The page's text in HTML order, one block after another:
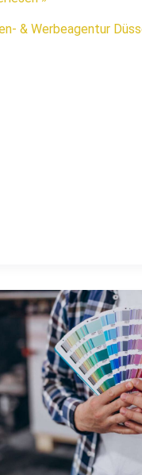
& Werbeagentur